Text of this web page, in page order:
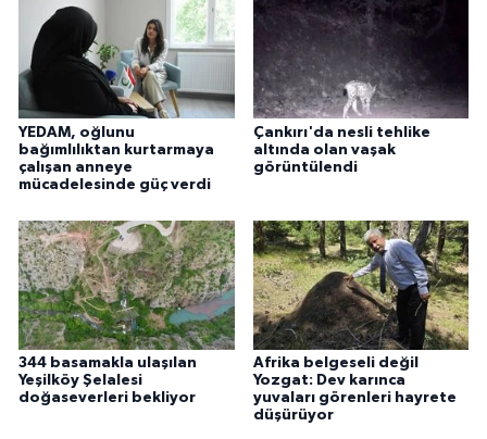
YEDAM, oğlunu
bağımlılıktan kurtarmaya
çalışan anneye
mücadelesinde güç verdi
Çankırı'da nesli tehlike
altında olan vaşak
görüntülendi
344 basamakla ulaşılan
Yeşilköy Şelalesi
doğaseverleri bekliyor
Afrika belgeseli değil
Yozgat: Dev karınca
yuvaları görenleri hayrete
düşürüyor